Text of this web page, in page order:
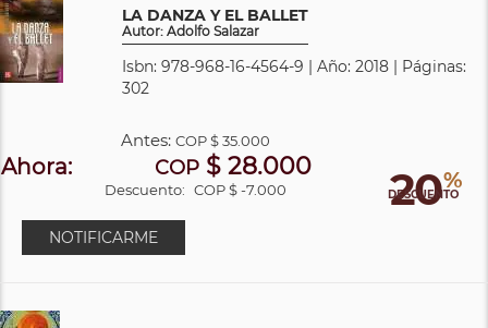
LA DANZA Y EL BALLET
Autor: Adolfo Salazar
Isbn: 978-968-16-4564-9 | Año: 2018 | Páginas:
302
20%
DESCUENTO
Antes: COP$ 35.000
Ahora: COP $ 28.000
Descuento: COP $ -7.000
NOTIFICARME